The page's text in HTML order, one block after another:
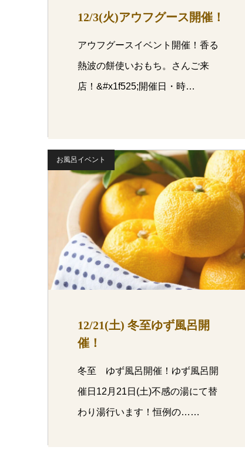
12/3(火)アウフグース開催！
アウフグースイベント開催！香る
熱波の餅使いおもち。さんご来
店！&#x1f525;開催日・時…
お風呂イベント
12/21(土) 冬至ゆず風呂開
催！
冬至 ゆず風呂開催！ゆず風呂開
催日12月21日(土)不感の湯にて替
わり湯行います！恒例の……